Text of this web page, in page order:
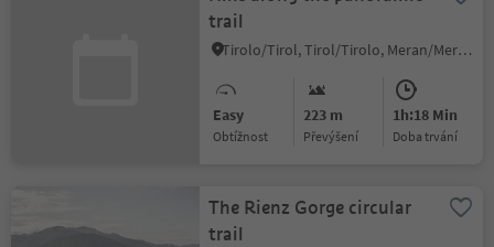
trail
Tirolo/Tirol, Tirol/Tirolo, Meran/Merano and environs
Easy
Obtížnost
223 m
Převýšení
1h:18 Min
doba trvání
The Rienz Gorge circular
trail